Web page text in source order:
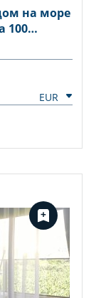
на море
100